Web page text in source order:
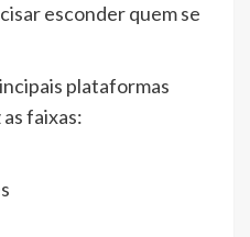
esconder quem se
plataformas
faixas: